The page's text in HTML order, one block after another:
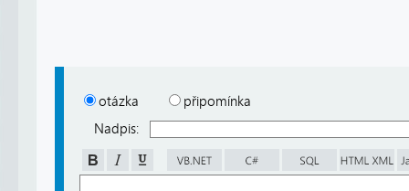
otázka
připomínka
Nadpis: